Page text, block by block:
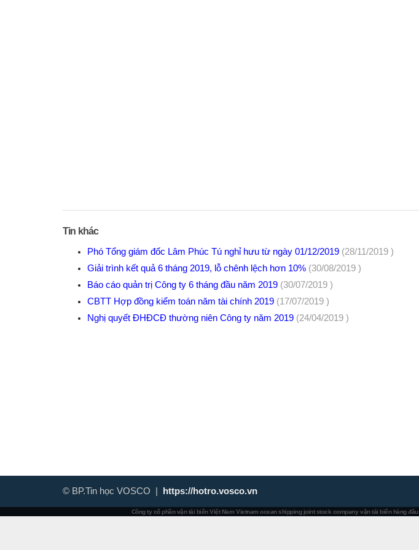
Tin khác
Phó Tổng giám đốc Lâm Phúc Tú nghỉ hưu từ ngày 01/12/2019 (28/11/2019 )
Giải trình kết quả 6 tháng 2019, lỗ chênh lệch hơn 10% (30/08/2019 )
Báo cáo quản trị Công ty 6 tháng đầu năm 2019 (30/07/2019 )
CBTT Hợp đồng kiểm toán năm tài chính 2019 (17/07/2019 )
Nghị quyết ĐHĐCĐ thường niên Công ty năm 2019 (24/04/2019 )
© BP.Tin học VOSCO | https://hotro.vosco.vn
Công ty cổ phần vận tải biển Việt Nam Vietnam ocean shipping joint stock company vận tải biển hàng đầu